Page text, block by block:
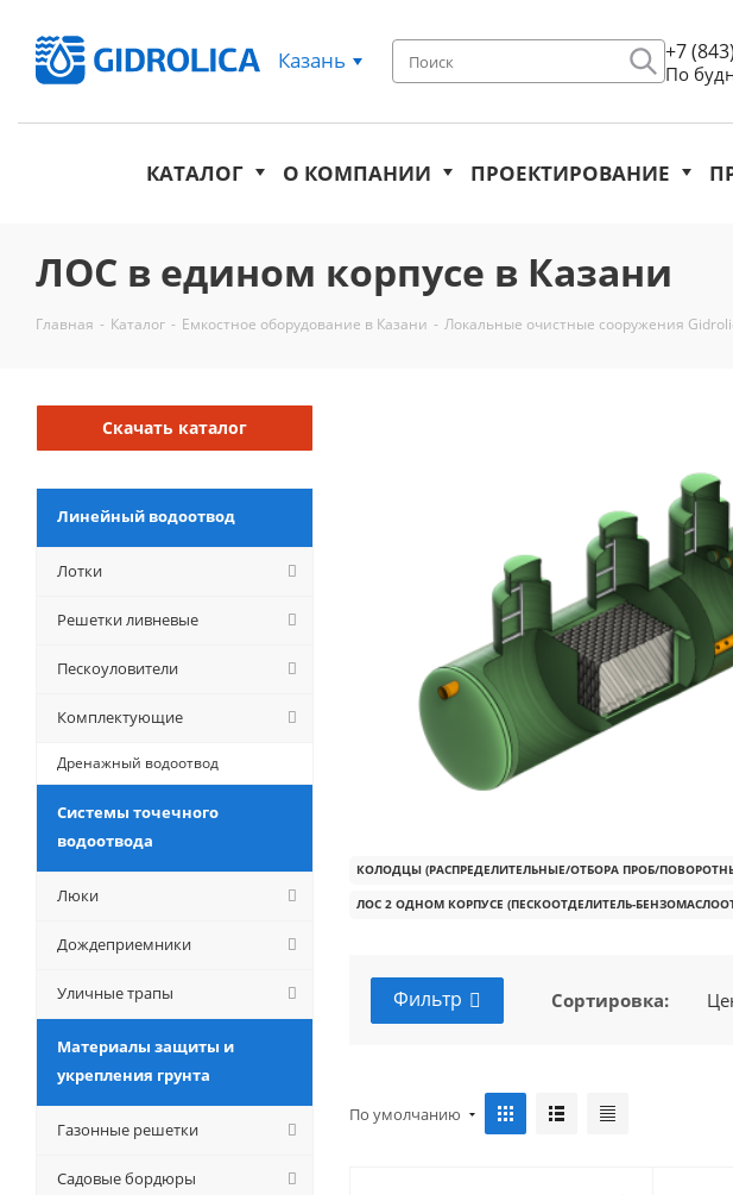
Казань +7
По
КАТАЛОГ О КОМПАНИИ ПРОЕКТИРОВАНИЕ
ЛОС в едином корпусе в Казани
Главная - Каталог - Емкостное оборудование в Казани - Локальные очистные сооружения
КОЛОДЦЫ (РАСПРЕДЕЛИТЕЛЬНЫЕ/ОТБОРА ПРОБ/
ЛОС 2 ОДНОМ КОРПУСЕ (ПЕСКООТДЕЛИТЕЛЬ-
Фильтр Сортировка:
По умолчанию
Скачать каталог
Линейный водоотвод
Лотки
Решетки ливневые
Пескоуловители
Комплектующие
Дренажный водоотвод
Системы точечного
водоотвода
Люки
Дождеприемники
Уличные трапы
Материалы защиты и
укрепления грунта
Газонные решетки
Садовые бордюры